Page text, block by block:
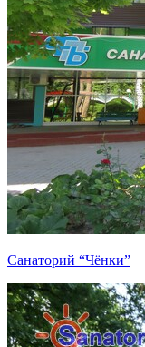
Санаторий “Чёнки”